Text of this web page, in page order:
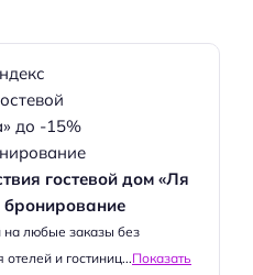
гостевой дом «Ля
на любые заказы без
и гостиниц...Показать